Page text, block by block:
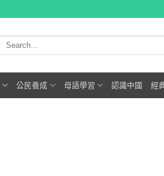
公民養成 母語學習 認識中國 經